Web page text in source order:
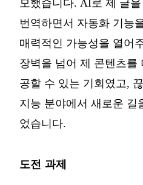
모했습니다. AI로 제 글
번역하면서 자동화 기능
매력적인 가능성을 열어
장벽을 넘어 제 콘텐츠를
공할 수 있는 기회였고,
지능 분야에서 새로운 길
었습니다.
도전 과제